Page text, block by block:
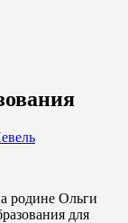
родине Ольги
для